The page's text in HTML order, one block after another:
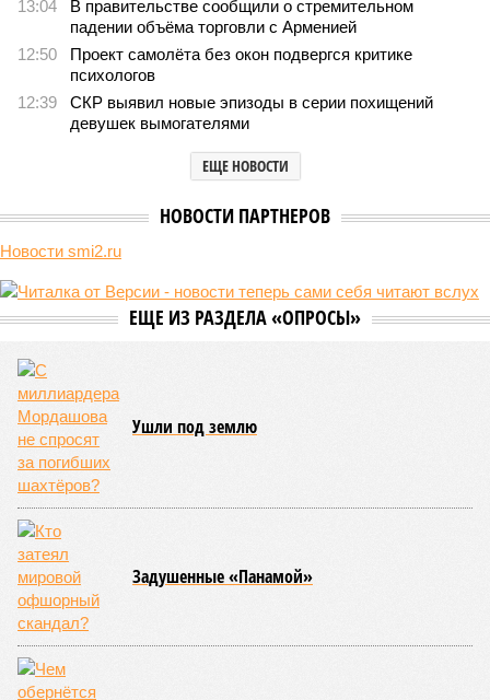
13:04
В правительстве сообщили о стремительном
падении объёма торговли с Арменией
12:50
Проект самолёта без окон подвергся критике
психологов
12:39
СКР выявил новые эпизоды в серии похищений
девушек вымогателями
ЕЩЕ НОВОСТИ
НОВОСТИ ПАРТНЕРОВ
Новости smi2.ru
ЕЩЕ ИЗ РАЗДЕЛА «ОПРОСЫ»
Ушли под землю
Задушенные «Панамой»